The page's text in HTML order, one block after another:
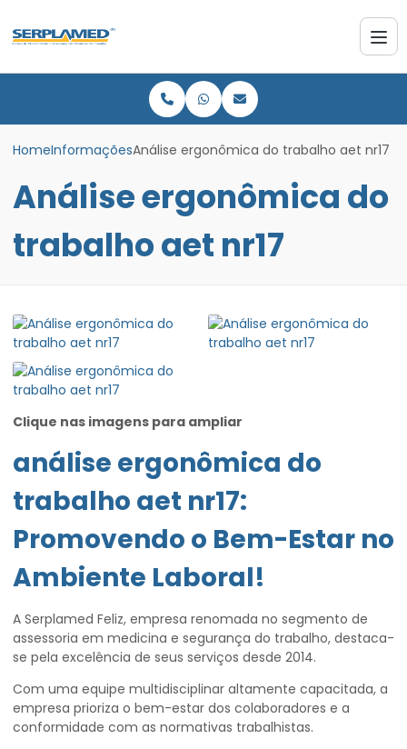
HomeInformaçõesAnálise ergonômica do trabalho aet nr17
Análise ergonômica do
trabalho aet nr17
Clique nas imagens para ampliar
análise ergonômica do
trabalho aet nr17:
Promovendo o Bem-Estar no
Ambiente Laboral!
A Serplamed Feliz, empresa renomada no segmento de
assessoria em medicina e segurança do trabalho, destaca-
se pela excelência de seus serviços desde 2014.
Com uma equipe multidisciplinar altamente capacitada, a
empresa prioriza o bem-estar dos colaboradores e a
conformidade com as normativas trabalhistas.